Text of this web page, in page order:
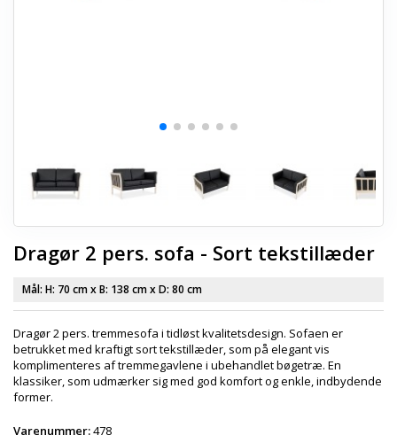
Dragør 2 pers. sofa - Sort tekstillæder
Mål: H: 70 cmx B: 138 cmx D: 80 cm
Dragør 2 pers. tremmesofa i tidløst kvalitetsdesign. Sofaen er
betrukket med kraftigt sort tekstillæder, som på elegant vis
komplimenteres af tremmegavlene i ubehandlet bøgetræ. En
klassiker, som udmærker sig med god komfort og enkle, indbydende
former.
Varenummer:478